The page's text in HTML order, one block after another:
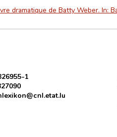
dramatique de Batty Weber. In:
1